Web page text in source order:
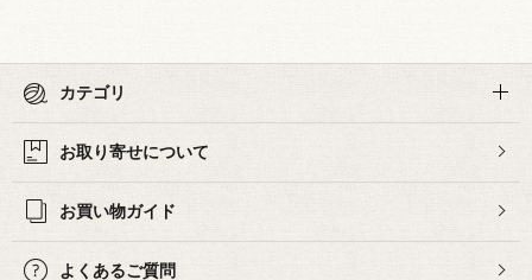
カテゴリ
お取り寄せについて
お買い物ガイド
よくあるご質問